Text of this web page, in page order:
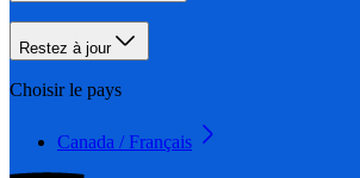
Restez à jour
Choisir le pays
Canada / Français